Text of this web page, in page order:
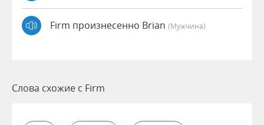
Firm произнесенно Brian (мужчина)
Слова схожие с Firm